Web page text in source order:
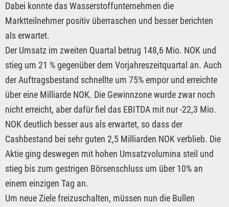
Dabei konnte das Wasserstoffunternehmen die
Marktteilnehmer positiv überraschen und besser berichten
als erwartet.
Der Umsatz im zweiten Quartal betrug 148,6 Mio. NOK und
stieg um 21 % gegenüber dem Vorjahreszeitquartal an. Auch
der Auftragsbestand schnellte um 75% empor und erreichte
über eine Milliarde NOK. Die Gewinnzone wurde zwar noch
nicht erreicht, aber dafür fiel das EBITDA mit nur -22,3 Mio.
NOK deutlich besser aus als erwartet, so dass der
Cashbestand bei sehr guten 2,5 Milliarden NOK verblieb. Die
Aktie ging deswegen mit hohen Umsatzvolumina steil und
stieg bis zum gestrigen Börsenschluss um über 10% an
einem einzigen Tag an.
Um neue Ziele freizuschalten, müssen nun die Bullen